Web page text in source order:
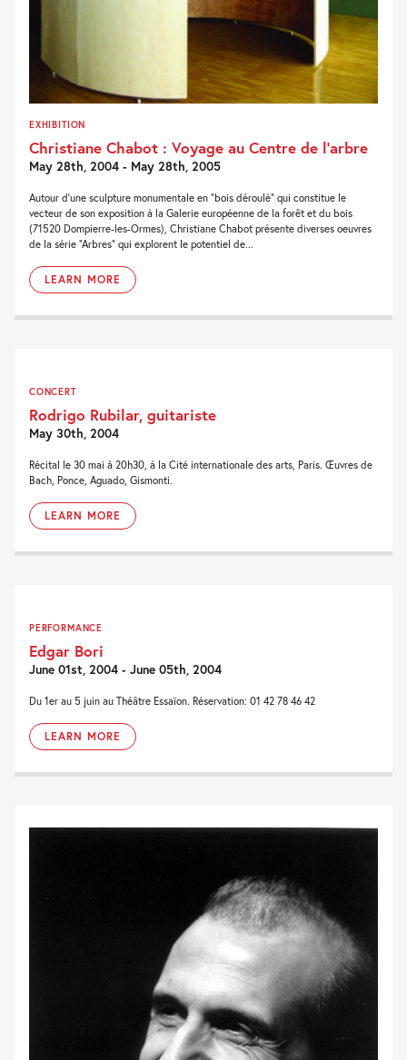
EXHIBITION
Christiane Chabot : Voyage au Centre de l’arbre
May 28th, 2004 - May 28th, 2005
Autour d’une sculpture monumentale en “bois déroulé” qui constitue le
vecteur de son exposition à la Galerie européenne de la forêt et du bois
(71520 Dompierre-les-Ormes), Christiane Chabot présente diverses oeuvres
de la série “Arbres” qui explorent le potentiel de...
LEARN MORE
CONCERT
Rodrigo Rubilar, guitariste
May 30th, 2004
Récital le 30 mai à 20h30, à la Cité internationale des arts, Paris. Œuvres de
Bach, Ponce, Aguado, Gismonti.
LEARN MORE
PERFORMANCE
Edgar Bori
June 01st, 2004 - June 05th, 2004
Du 1er au 5 juin au Théâtre Essaïon. Réservation: 01 42 78 46 42
LEARN MORE